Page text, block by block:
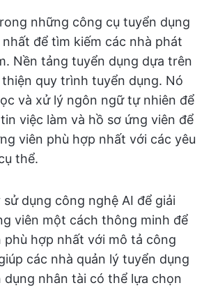
những công cụ tuyển dụng
để tìm kiếm các nhà phát
Nền tảng tuyển dụng dựa trên
quy trình tuyển dụng. Nó
và xử lý ngôn ngữ tự nhiên để
việc làm và hồ sơ ứng viên để
viên phù hợp nhất với các yêu
thể.
sử dụng công nghệ AI để giải
viên một cách thông minh để
phù hợp nhất với mô tả công
các nhà quản lý tuyển dụng
dụng nhân tài có thể lựa chọn